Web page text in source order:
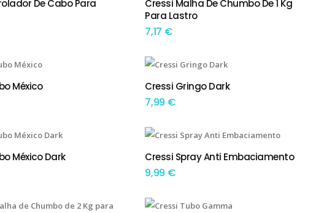
De Cabo Para
ADICIONAR
Cressi Malha De Chumbo De 1 Kg
Para Lastro
7,17 €
México ADICIONAR
Cressi Gringo Dark
7,99 €
México Dark ADICIONAR
Cressi Spray Anti Embaciamento
9,99 €